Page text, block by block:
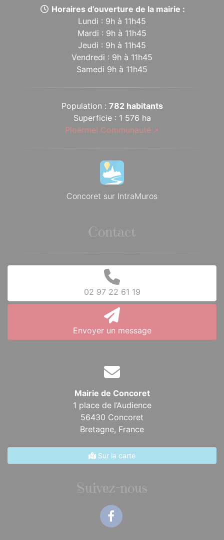
Horaires d’ouverture de la mairie :
Lundi : 9h à 11h45
Mardi : 9h à 11h45
Jeudi : 9h à 11h45
Vendredi : 9h à 11h45
Samedi 9h à 11h45
Population : 782 habitants
Superficie : 1 576 ha
Ploërmel Communauté
Concoret sur IntraMuros
Contact
02 97 22 61 19
Envoyer un message
Mairie de Concoret
1 place de l’Audience
56430 Concoret
Bretagne, France
Sur la carte
Suivez-nous